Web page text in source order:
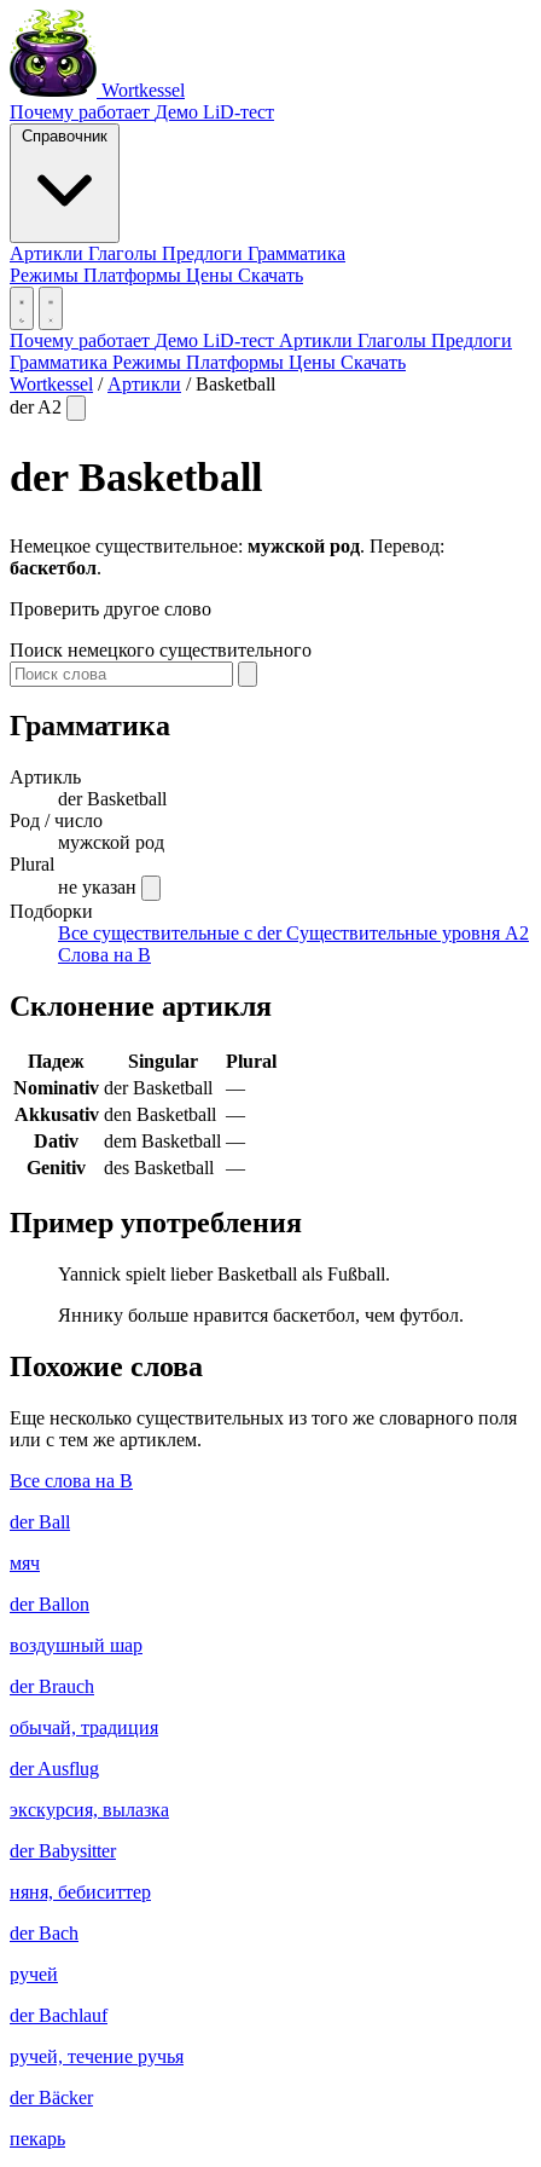
Wortkessel
Почему работает Демо LiD-тест
Справочник
Артикли Глаголы Предлоги Грамматика
Режимы Платформы Цены Скачать
Почему работает Демо LiD-тест Артикли Глаголы Предлоги
Грамматика Режимы Платформы Цены Скачать
Wortkessel / Артикли / Basketball
derA2
derBasketball
Немецкое существительное: мужской род. Перевод:
баскетбол.
Проверить другое слово
Поиск немецкого существительного
Грамматика
Артикль
derBasketball
Род / число
мужской род
Plural
не указан
Подборки
Все существительные с derСуществительные уровня A2
Слова на B
Склонение артикля
Падеж Singular
Plural
Nominativ der Basketball
—
Akkusativ den Basketball —
Dativ
dem Basketball —
Genitiv
des Basketball —
Пример употребления
Yannick spielt lieber Basketball als Fußball.
Яннику больше нравится баскетбол, чем футбол.
Похожие слова
Еще несколько существительных из того же словарного поля
или с тем же артиклем.
Все слова на B
derBall
мяч
derBallon
воздушный шар
derBrauch
обычай, традиция
derAusflug
экскурсия, вылазка
derBabysitter
няня, бебиситтер
derBach
ручей
derBachlauf
ручей, течение ручья
derBäcker
пекарь